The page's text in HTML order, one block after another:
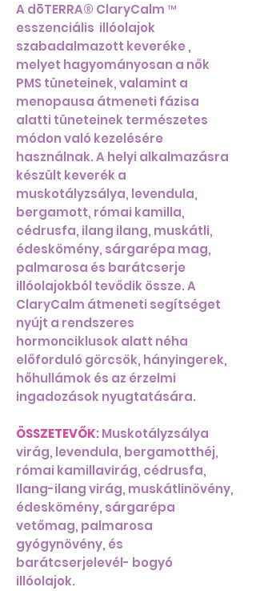
A dōTERRA® ClaryCalm ™
esszenciális illóolajok
szabadalmazott keveréke ,
melyet hagyományosan a nők
PMS tüneteinek, valamint a
menopausa átmeneti fázisa
alatti tüneteinek természetes
módon való kezelésére
használnak. A helyi alkalmazásra
készült keverék a
muskotályzsálya, levendula,
bergamott, római kamilla,
cédrusfa, ilang ilang, muskátli,
édeskömény, sárgarépa mag,
palmarosa és barátcserje
illóolajokból tevődik össze. A
ClaryCalm átmeneti segítséget
nyújt a rendszeres
hormonciklusok alatt néha
előforduló görcsök, hányingerek,
hőhullámok és az érzelmi
ingadozások nyugtatására.
ÖSSZETEVŐK:Muskotályzsálya
virág, levendula, bergamotthéj,
római kamillavirág, cédrusfa,
Ilang-ilang virág, muskátlinövény,
édeskömény, sárgarépa
vetőmag, palmarosa
gyógynövény, és
barátcserjelevél- bogyó
illóolajok.